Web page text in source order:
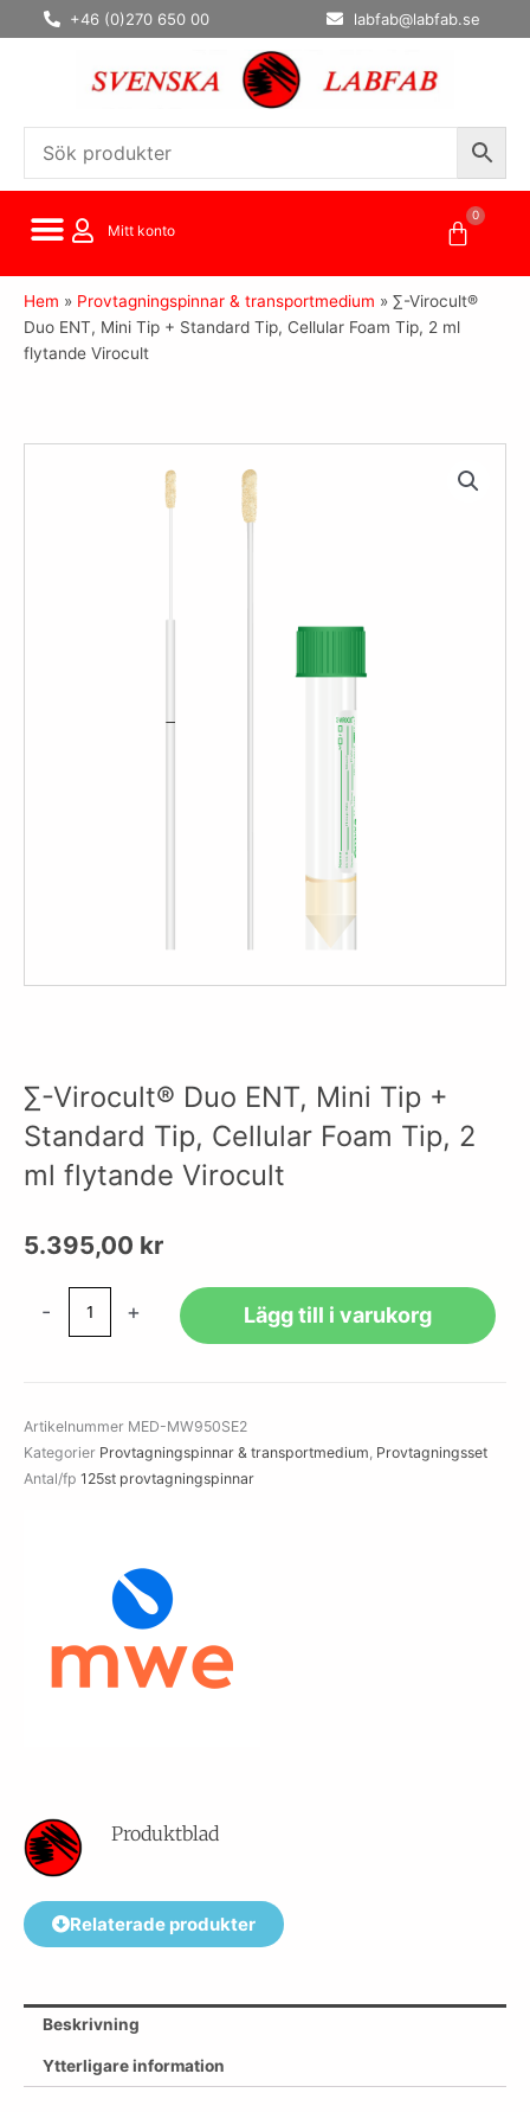
Hoppa
till
+46 (0)270 650 00 labfab@labfab.se
Mitt konto
0
Hem » Provtagningspinnar & transportmedium » ∑-Virocult®
Duo ENT, Mini Tip + Standard Tip, Cellular Foam Tip, 2 ml
flytande Virocult
∑-Virocult® Duo ENT, Mini Tip +
Standard Tip, Cellular Foam Tip, 2
ml flytande Virocult
5.395,00 kr
-
Tip
+
Standard
flytande
Virocult
+ Lägg till i varukorg
Artikelnummer MED-MW950SE2
Kategorier Provtagningspinnar & transportmedium Provtagningsset
Antal/fp 125st provtagningspinnar
Produktblad
Relaterade produkter
Beskrivning
Ytterligare information